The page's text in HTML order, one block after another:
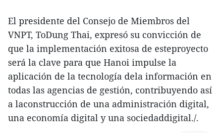
El presidente del Consejo de Miembros del
VNPT, ToDung Thai, expresó su convicción de
que la implementación exitosa de esteproyecto
será la clave para que Hanoi impulse la
aplicación de la tecnología dela información en
todas las agencias de gestión, contribuyendo así
a laconstrucción de una administración digital,
una economía digital y una sociedaddigital./.